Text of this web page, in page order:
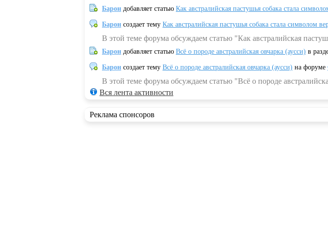
Барон добавляет статью Как австралийская пастушья собака стала
Барон создает тему Как австралийская пастушья собака стала символом
В этой теме форума обсуждаем статью "Как австралийская
Барон добавляет статью Всё о породе австралийская овчарка (аусси) в
Барон создает тему Всё о породе австралийская овчарка (аусси) на форуме
В этой теме форума обсуждаем статью "Всё о породе
Вся лента активности
Реклама спонсоров